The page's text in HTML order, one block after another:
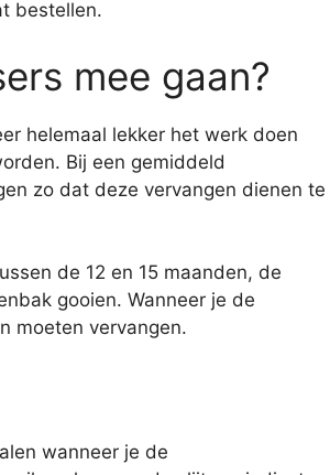
bestellen.
mee gaan?
helemaal lekker het werk doen
Bij een gemiddeld
zo dat deze vervangen dienen te
de 12 en 15 maanden, de
gooien. Wanneer je de
moeten vervangen.
wanneer je de